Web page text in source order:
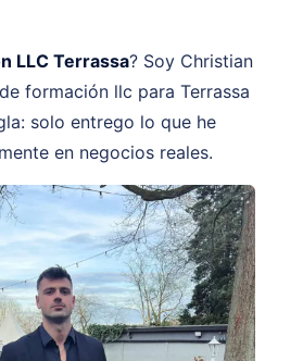
LLC Terrassa? Soy Christian
formación llc para Terrassa
solo entrego lo que he
en negocios reales.